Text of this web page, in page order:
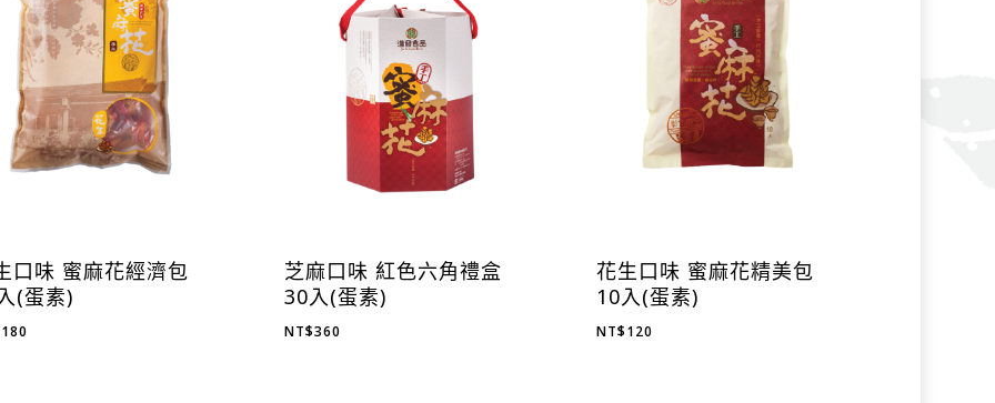
口味 蜜麻花經濟包
(蛋素)
180
芝麻口味 紅色六角禮盒
30入(蛋素)
NT$360
花生口味 蜜麻花精美包
10入(蛋素)
NT$120